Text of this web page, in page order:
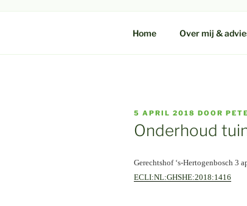
Home Over mij &
GEPLAATST
OP
5 APRIL 2018 DOOR
Onderhoud
Gerechtshof ‘s-Hertogenbosch 3
ECLI:NL:GHSHE:2018:1416